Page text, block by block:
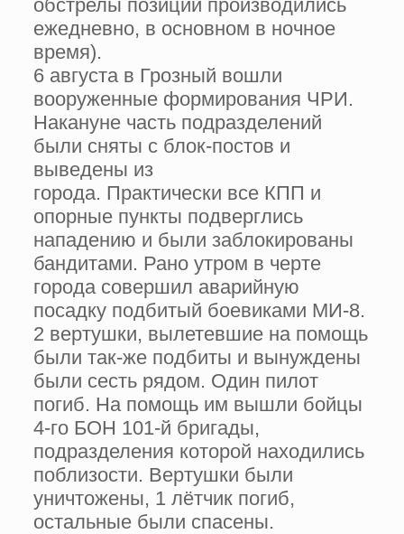
обстрелы позиций производились
ежедневно, в основном в ночное
время).
6 августа в Грозный вошли
вооруженные формирования ЧРИ.
Накануне часть подразделений
были сняты с блок-постов и
выведены из
города. Практически все КПП и
опорные пункты подверглись
нападению и были заблокированы
бандитами. Рано утром в черте
города совершил аварийную
посадку подбитый боевиками МИ-8.
2 вертушки, вылетевшие на помощь
были так-же подбиты и вынуждены
были сесть рядом. Один пилот
погиб. На помощь им вышли бойцы
4-го БОН 101-й бригады,
подразделения которой находились
поблизости. Вертушки были
уничтожены, 1 лётчик погиб,
остальные были спасены.